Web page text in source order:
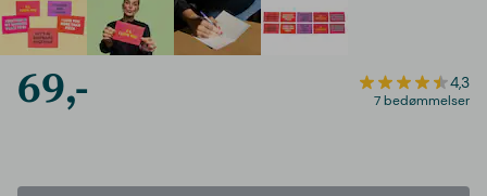
69,- 4,3
7 bedømmelser